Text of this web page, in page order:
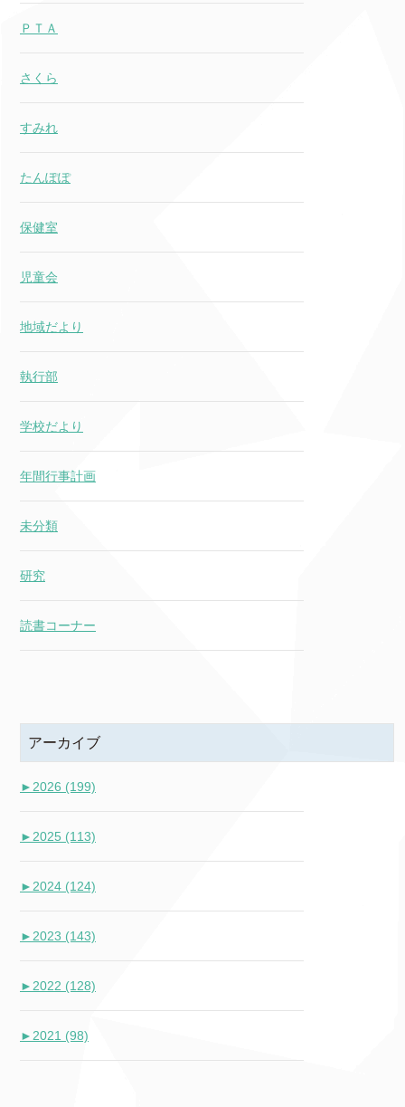
ＰＴＡ
さくら
すみれ
たんぽぽ
保健室
児童会
地域だより
執行部
学校だより
年間行事計画
未分類
研究
読書コーナー
アーカイブ
► 2026 (199)
► 2025 (113)
► 2024 (124)
► 2023 (143)
► 2022 (128)
► 2021 (98)